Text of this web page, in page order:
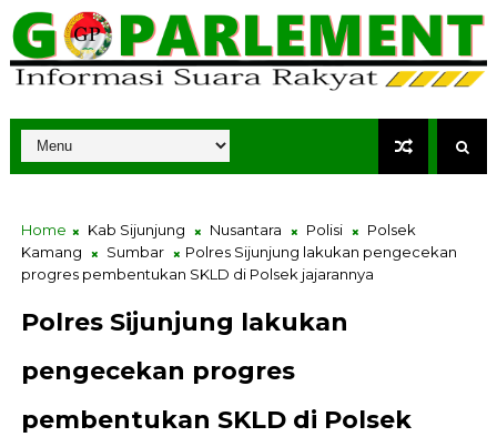
Home Kab Sijunjung Nusantara Polisi
Polsek
Kamang
Sumbar
Polres Sijunjung lakukan pengecekan
progres pembentukan SKLD di Polsek jajarannya
Polres Sijunjung lakukan
pengecekan progres
pembentukan SKLD di Polsek